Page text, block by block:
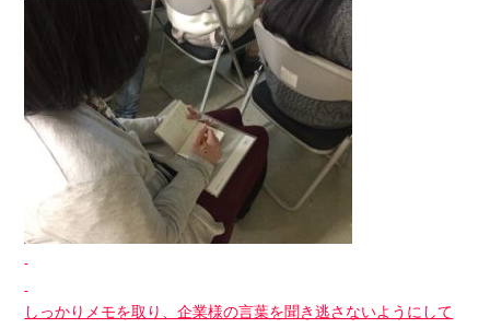
しっかりメモを取り、企業様の言葉を聞き逃さないようにして